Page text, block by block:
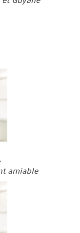
amiable